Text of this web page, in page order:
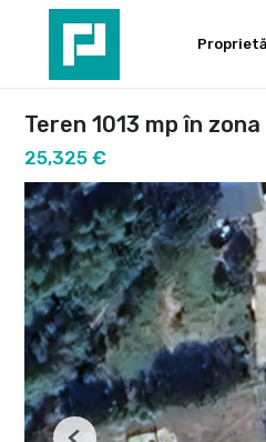
Teren 1013 mp în
25,325 €